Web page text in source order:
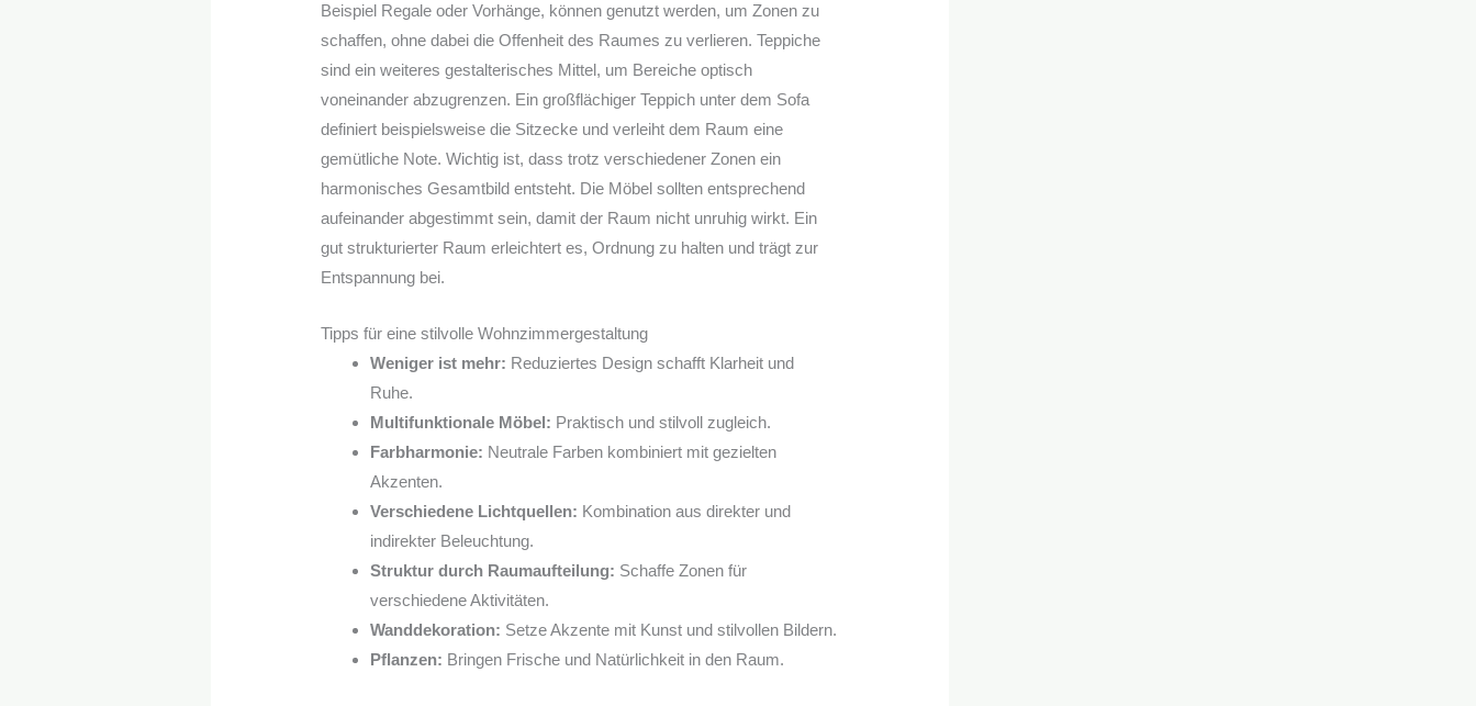
Beispiel Regale oder Vorhänge, können genutzt werden, um Zonen zu
schaffen, ohne dabei die Offenheit des Raumes zu verlieren. Teppiche
sind ein weiteres gestalterisches Mittel, um Bereiche optisch
voneinander abzugrenzen. Ein großflächiger Teppich unter dem Sofa
definiert beispielsweise die Sitzecke und verleiht dem Raum eine
gemütliche Note. Wichtig ist, dass trotz verschiedener Zonen ein
harmonisches Gesamtbild entsteht. Die Möbel sollten entsprechend
aufeinander abgestimmt sein, damit der Raum nicht unruhig wirkt. Ein
gut strukturierter Raum erleichtert es, Ordnung zu halten und trägt zur
Entspannung bei.
Tipps für eine stilvolle Wohnzimmergestaltung
Weniger ist mehr: Reduziertes Design schafft Klarheit und
Ruhe.
Multifunktionale Möbel: Praktisch und stilvoll zugleich.
Farbharmonie: Neutrale Farben kombiniert mit gezielten
Akzenten.
Verschiedene Lichtquellen: Kombination aus direkter und
indirekter Beleuchtung.
Struktur durch Raumaufteilung: Schaffe Zonen für
verschiedene Aktivitäten.
Wanddekoration: Setze Akzente mit Kunst und stilvollen Bildern.
Pflanzen: Bringen Frische und Natürlichkeit in den Raum.